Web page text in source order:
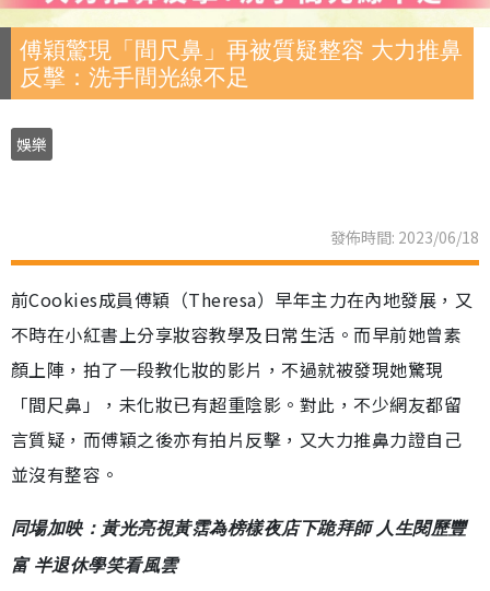
傅穎驚現「間尺鼻」再被質疑整容 大力推鼻
反擊：洗手間光線不足
娛樂
發佈時間: 2023/06/18
前Cookies成員傅穎（Theresa）早年主力在內地發展，又
不時在小紅書上分享妝容教學及日常生活。而早前她曾素
顏上陣，拍了一段教化妝的影片，不過就被發現她驚現
「間尺鼻」，未化妝已有超重陰影。對此，不少網友都留
言質疑，而傅穎之後亦有拍片反擊，又大力推鼻力證自己
並沒有整容。
同場加映：黃光亮視黃霑為榜樣夜店下跪拜師 人生閱歷豐
富 半退休學笑看風雲